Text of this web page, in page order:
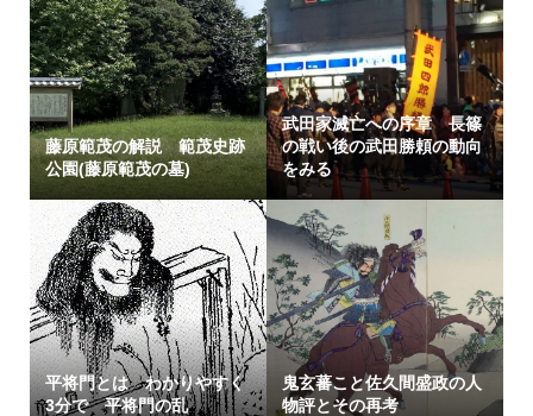
藤原範茂の解説 範茂史跡
公園(藤原範茂の墓)
武田家滅亡への序章 長篠
の戦い後の武田勝頼の動向
をみる
平将門とは わかりやすく
3分で 平将門の乱
鬼玄蕃こと佐久間盛政の人
物評とその再考